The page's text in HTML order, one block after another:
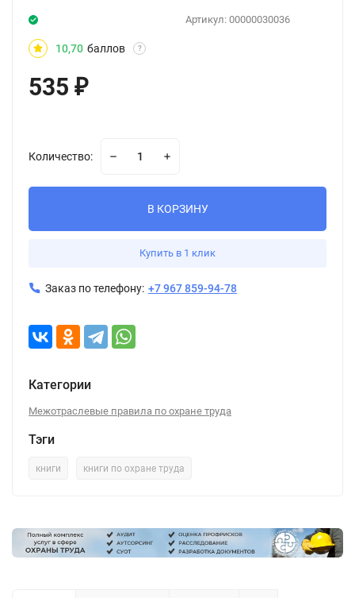
Артикул: 00000030036
10,70 баллов ?
535 ₽
Количество:
В КОРЗИНУ
Купить в 1 клик
Заказ по телефону: +7 967 859-94-78
Категории
Межотраслевые правила по охране труда
Тэги
книги книги по охране труда